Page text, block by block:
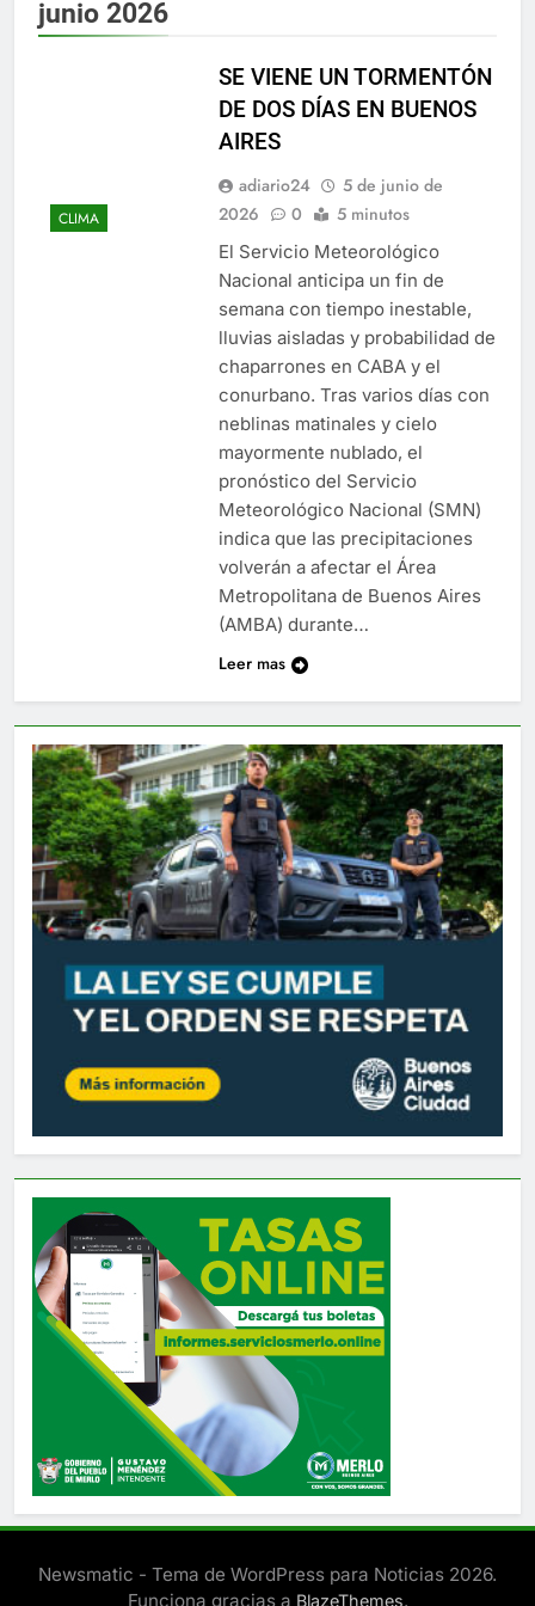
junio 2026
CLIMA
SE VIENE UN TORMENTÓN
DE DOS DÍAS EN BUENOS
AIRES
adiario24
5 de junio de
2026
0 5 minutos
El Servicio Meteorológico
Nacional anticipa un fin de
semana con tiempo inestable,
lluvias aisladas y probabilidad de
chaparrones en CABA y el
conurbano. Tras varios días con
neblinas matinales y cielo
mayormente nublado, el
pronóstico del Servicio
Meteorológico Nacional (SMN)
indica que las precipitaciones
volverán a afectar el Área
Metropolitana de Buenos Aires
(AMBA) durante…
Leer mas
Newsmatic - Tema de WordPress para Noticias 2026.
Funciona gracias a BlazeThemes.